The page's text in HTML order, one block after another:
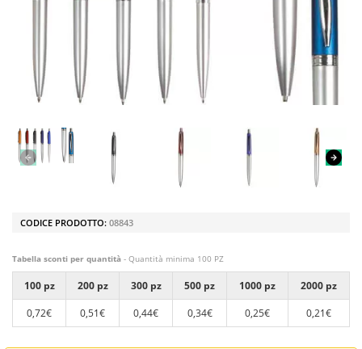
CODICE PRODOTTO: 08843
Tabella sconti per quantità - Quantità minima 100 PZ
100 pz 200 pz 300 pz 500 pz 1000 pz
2000 pz
0,72€
0,51€ 0,44€ 0,34€ 0,25€ 0,21€